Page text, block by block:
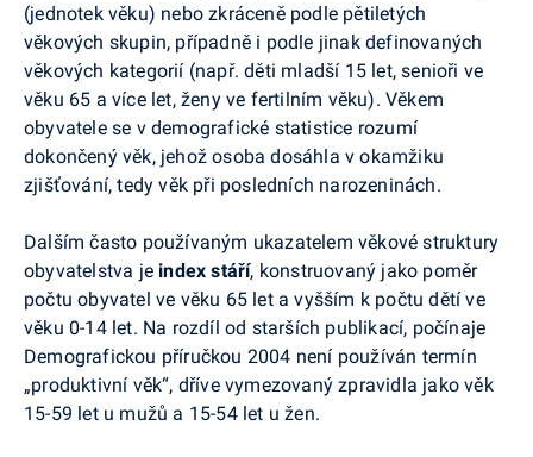
(jednotek věku) nebo zkráceně podle pětiletých
věkových skupin, případně i podle jinak definovaných
věkových kategorií (např. děti mladší 15 let, senioři ve
věku 65 a více let, ženy ve fertilním věku). Věkem
obyvatele se v demografické statistice rozumí
dokončený věk, jehož osoba dosáhla v okamžiku
zjišťování, tedy věk při posledních narozeninách.
Dalším často používaným ukazatelem věkové struktury
obyvatelstva je index stáří, konstruovaný jako poměr
počtu obyvatel ve věku 65 let a vyšším k počtu dětí ve
věku 0-14 let. Na rozdíl od starších publikací, počínaje
Demografickou příručkou 2004 není používán termín
„produktivní věk“, dříve vymezovaný zpravidla jako věk
15-59 let u mužů a 15-54 let u žen.